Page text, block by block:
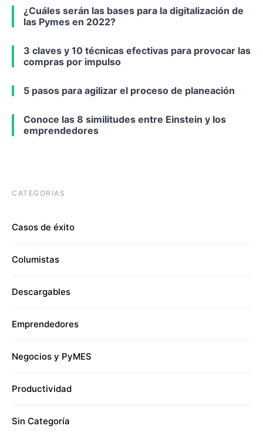
¿Cuáles serán las bases para la digitalización de
las Pymes en 2022?
3 claves y 10 técnicas efectivas para provocar las
compras por impulso
5 pasos para agilizar el proceso de planeación
Conoce las 8 similitudes entre Einstein y los
emprendedores
CATEGORÍAS
Casos de éxito
Columistas
Descargables
Emprendedores
Negocios y PyMES
Productividad
Sin Categoría